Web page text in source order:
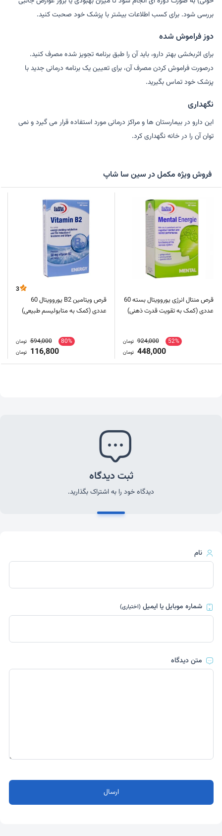
بررسی شود. برای کسب اطلاعات بیشتر با پزشک خود صحبت کنید.
دوز فراموش شده
برای اثربخشی بهتر دارو، باید آن را طبق برنامه تجویز شده مصرف کنید.
درصورت فراموش کردن مصرف آن، برای تعیین یک برنامه درمانی جدید با
پزشک خود تماس بگیرید.
نگهداری
این دارو در بیمارستان ها و مراکز درمانی مورد استفاده قرار می گیرد و نمی
توان آن را در خانه نگهداری کرد.
فروش ویژه مکمل در سین سا شاپ
قرص منتال انرژی یوروویتال بسته 60
عددی (کمک به تقویت قدرت ذهنی)
52%
924,000 تومان
448,000 تومان
3
قرص ویتامین B2 یوروویتال 60
عددی (کمک به متابولیسم طبیعی)
80%
594,000 تومان
116,800 تومان
ثبت دیدگاه
دیدگاه خود را به اشتراک بگذارید.
نام
شماره موبایل یا ایمیل(اختیاری)
متن دیدگاه
ارسال